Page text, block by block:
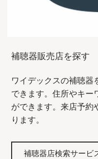
補聴器販売店を探す
ワイデックスの補聴器
できます。住所やキー
ができます。来店予約
ります。
補聴器店検索サービ